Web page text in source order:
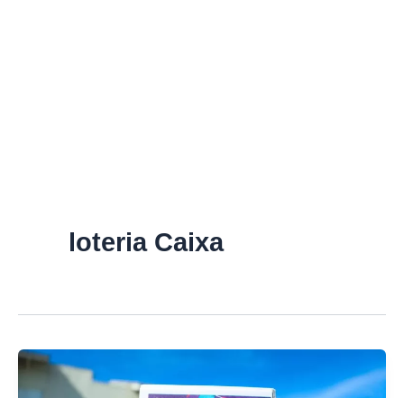
loteria Caixa